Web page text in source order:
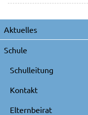
Navigation
Aktuelles
Schule
Schulleitung
Kontakt
Elternbeirat